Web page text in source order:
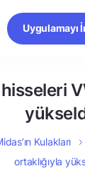
Uygulamayı
Kulakları
ortaklığıyla